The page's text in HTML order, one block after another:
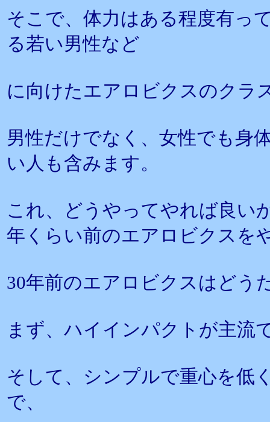
そこで、体力はある程度有っ
る若い男性など
に向けたエアロビクスのクラ
男性だけでなく、女性でも身
い人も含みます。
これ、どうやってやれば良い
年くらい前のエアロビクスを
30年前のエアロビクスはどう
まず、ハイインパクトが主流
そして、シンプルで重心を低
で、